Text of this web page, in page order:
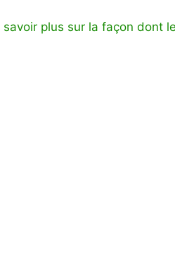
savoir plus sur la façon dont